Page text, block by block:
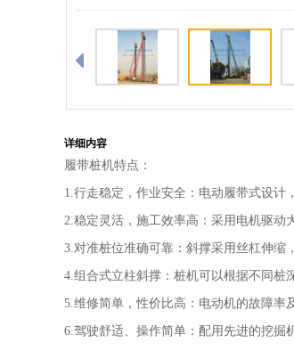
详细内容
履带桩机特点：
1.行走稳定，作业安全：电动履带式设计
2.稳定灵活，施工效率高：采用电机驱动
3.对准桩位准确可靠：斜撑采用丝杠伸缩
4.组合式立柱斜撑：桩机可以根据不同桩
5.维修简单，性价比高：电动机的故障率
6.驾驶舒适、操作简单：配用先进的挖掘